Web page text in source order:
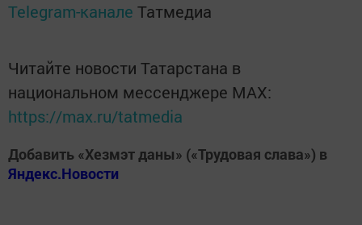
Telegram-канале Татмедиа
Читайте новости Татарстана в
национальном мессенджере MАХ:
https://max.ru/tatmedia
Добавить «Хезмэт даны» («Трудовая слава») в
Яндекс.Новости